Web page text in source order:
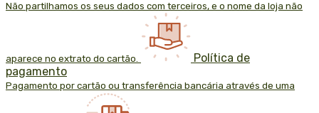
Não partilhamos os seus dados com terceiros, e o nome da loja não
aparece no extrato do cartão.
Política de
pagamento
Pagamento por cartão ou transferência bancária através de uma